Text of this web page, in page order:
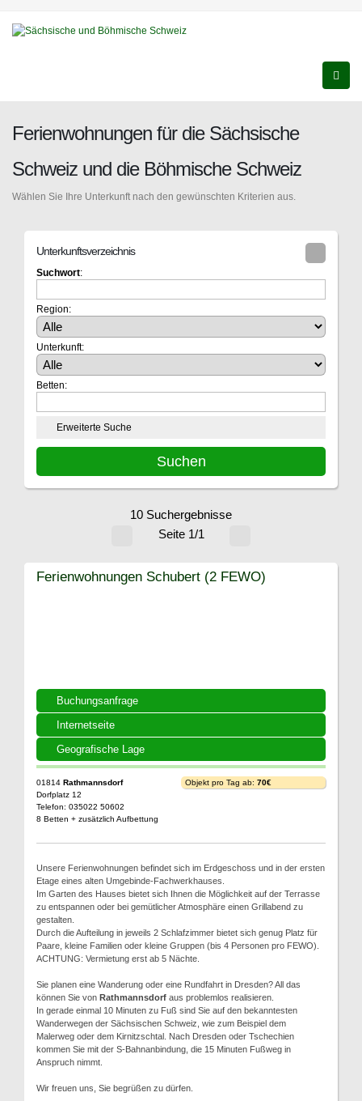
Ferienwohnungen für die Sächsische
Schweiz und die Böhmische Schweiz
Wählen Sie Ihre Unterkunft nach den gewünschten Kriterien aus.
Unterkunftsverzeichnis
Suchwort:
Region:
Unterkunft:
Betten:
Erweiterte Suche
10 Suchergebnisse
Seite 1/1
Buchungsanfrage
Internetseite
Geografische Lage
Ferienwohnungen Schubert (2 FEWO)
01814 Rathmannsdorf
Dorfplatz 12
Telefon: 035022 50602
8 Betten + zusätzlich Aufbettung
Objekt pro Tag ab: 70€
Unsere Ferienwohnungen befindet sich im Erdgeschoss und in der ersten
Etage eines alten Umgebinde-Fachwerkhauses.
Im Garten des Hauses bietet sich Ihnen die Möglichkeit auf der Terrasse
zu entspannen oder bei gemütlicher Atmosphäre einen Grillabend zu
gestalten.
Durch die Aufteilung in jeweils 2 Schlafzimmer bietet sich genug Platz für
Paare, kleine Familien oder kleine Gruppen (bis 4 Personen pro FEWO).
ACHTUNG: Vermietung erst ab 5 Nächte.
Sie planen eine Wanderung oder eine Rundfahrt in Dresden? All das
können Sie von Rathmannsdorf aus problemlos realisieren.
In gerade einmal 10 Minuten zu Fuß sind Sie auf den bekanntesten
Wanderwegen der Sächsischen Schweiz, wie zum Beispiel dem
Malerweg oder dem Kirnitzschtal. Nach Dresden oder Tschechien
kommen Sie mit der S-Bahnanbindung, die 15 Minuten Fußweg in
Anspruch nimmt.
Wir freuen uns, Sie begrüßen zu dürfen.